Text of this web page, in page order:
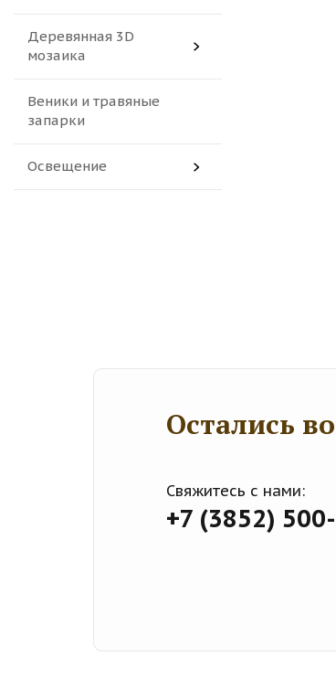
Деревянная 3D
мозаика
Веники и травяные
запарки
Освещение
Остались
Свяжитесь с нами:
+7 (3852)